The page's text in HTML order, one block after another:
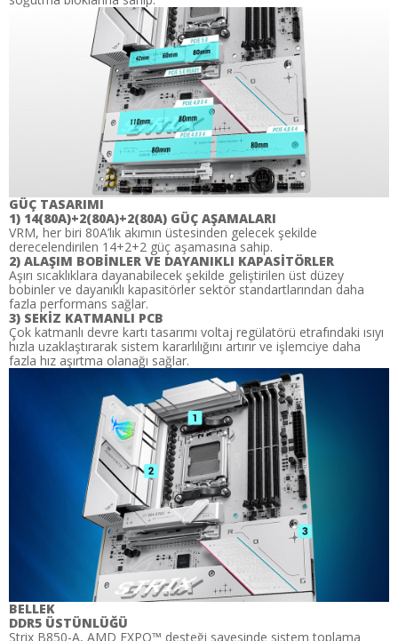
GÜÇ TASARIMI
1) 14(80A)+2(80A)+2(80A) GÜÇ AŞAMALARI
VRM, her biri 80A’lık akımın üstesinden gelecek şekilde
derecelendirilen 14+2+2 güç aşamasına sahip.
2) ALAŞIM BOBİNLER VE DAYANIKLI KAPASİTÖRLER
Aşırı sıcaklıklara dayanabilecek şekilde geliştirilen üst düzey
bobinler ve dayanıklı kapasitörler sektör standartlarından daha
fazla performans sağlar.
3) SEKİZ KATMANLI PCB
Çok katmanlı devre kartı tasarımı voltaj regülatörü etrafındaki ısıyı
hızla uzaklaştırarak sistem kararlılığını artırır ve işlemciye daha
fazla hız aşırtma olanağı sağlar.
BELLEK
DDR5 ÜSTÜNLÜĞÜ
Strix B850-A, AMD EXPO™ desteği sayesinde sistem toplama